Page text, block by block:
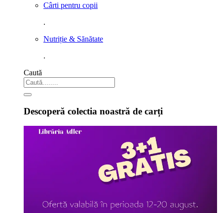
Cârti pentru copii
.
Nutriție & Sănătate
.
Caută
Descoperă colectia noastră de carți